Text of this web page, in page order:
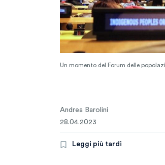
Un momento del Forum delle
Andrea Barolini
28.04.2023
Leggi più tardi